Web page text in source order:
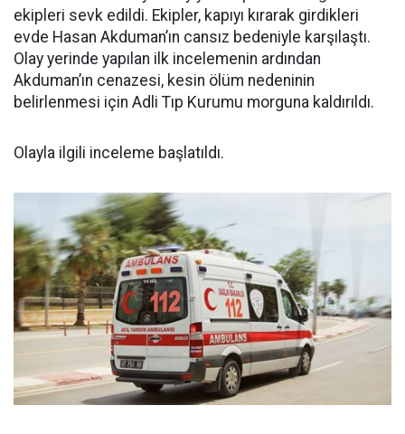
ekipleri sevk edildi. Ekipler, kapıyı kırarak girdikleri
evde Hasan Akduman’ın cansız bedeniyle karşılaştı.
Olay yerinde yapılan ilk incelemenin ardından
Akduman’ın cenazesi, kesin ölüm nedeninin
belirlenmesi için Adli Tıp Kurumu morguna kaldırıldı.
Olayla ilgili inceleme başlatıldı.